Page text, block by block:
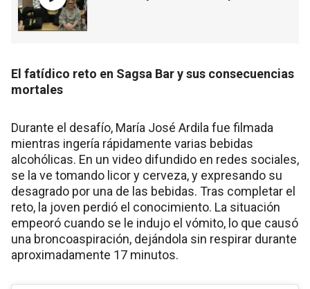
El fatídico reto en Sagsa Bar y sus consecuencias
mortales
Durante el desafío, María José Ardila fue filmada
mientras ingería rápidamente varias bebidas
alcohólicas. En un video difundido en redes sociales,
se la ve tomando licor y cerveza, y expresando su
desagrado por una de las bebidas. Tras completar el
reto, la joven perdió el conocimiento. La situación
empeoró cuando se le indujo el vómito, lo que causó
una broncoaspiración, dejándola sin respirar durante
aproximadamente 17 minutos.